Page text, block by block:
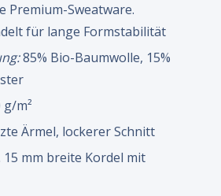
Premium-Sweatware.
für lange Formstabilität
85% Bio-Baumwolle, 15%
m²
Ärmel, lockerer Schnitt
15 mm breite Kordel mit